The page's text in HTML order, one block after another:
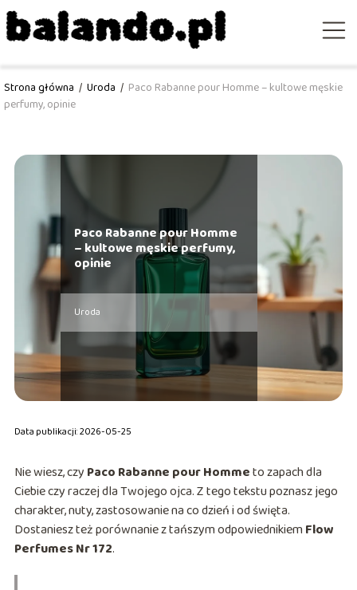
Strona główna / Uroda / Paco Rabanne pour Homme – kultowe męskie
perfumy, opinie
Paco Rabanne pour Homme
– kultowe męskie perfumy,
opinie
Uroda
Data publikacji: 2026-05-25
Nie wiesz, czy Paco Rabanne pour Hommeto zapach dla
Ciebie czy raczej dla Twojego ojca. Z tego tekstu poznasz jego
charakter, nuty, zastosowanie na co dzień i od święta.
Dostaniesz też porównanie z tańszym odpowiednikiemFlow
Perfumes Nr 172.